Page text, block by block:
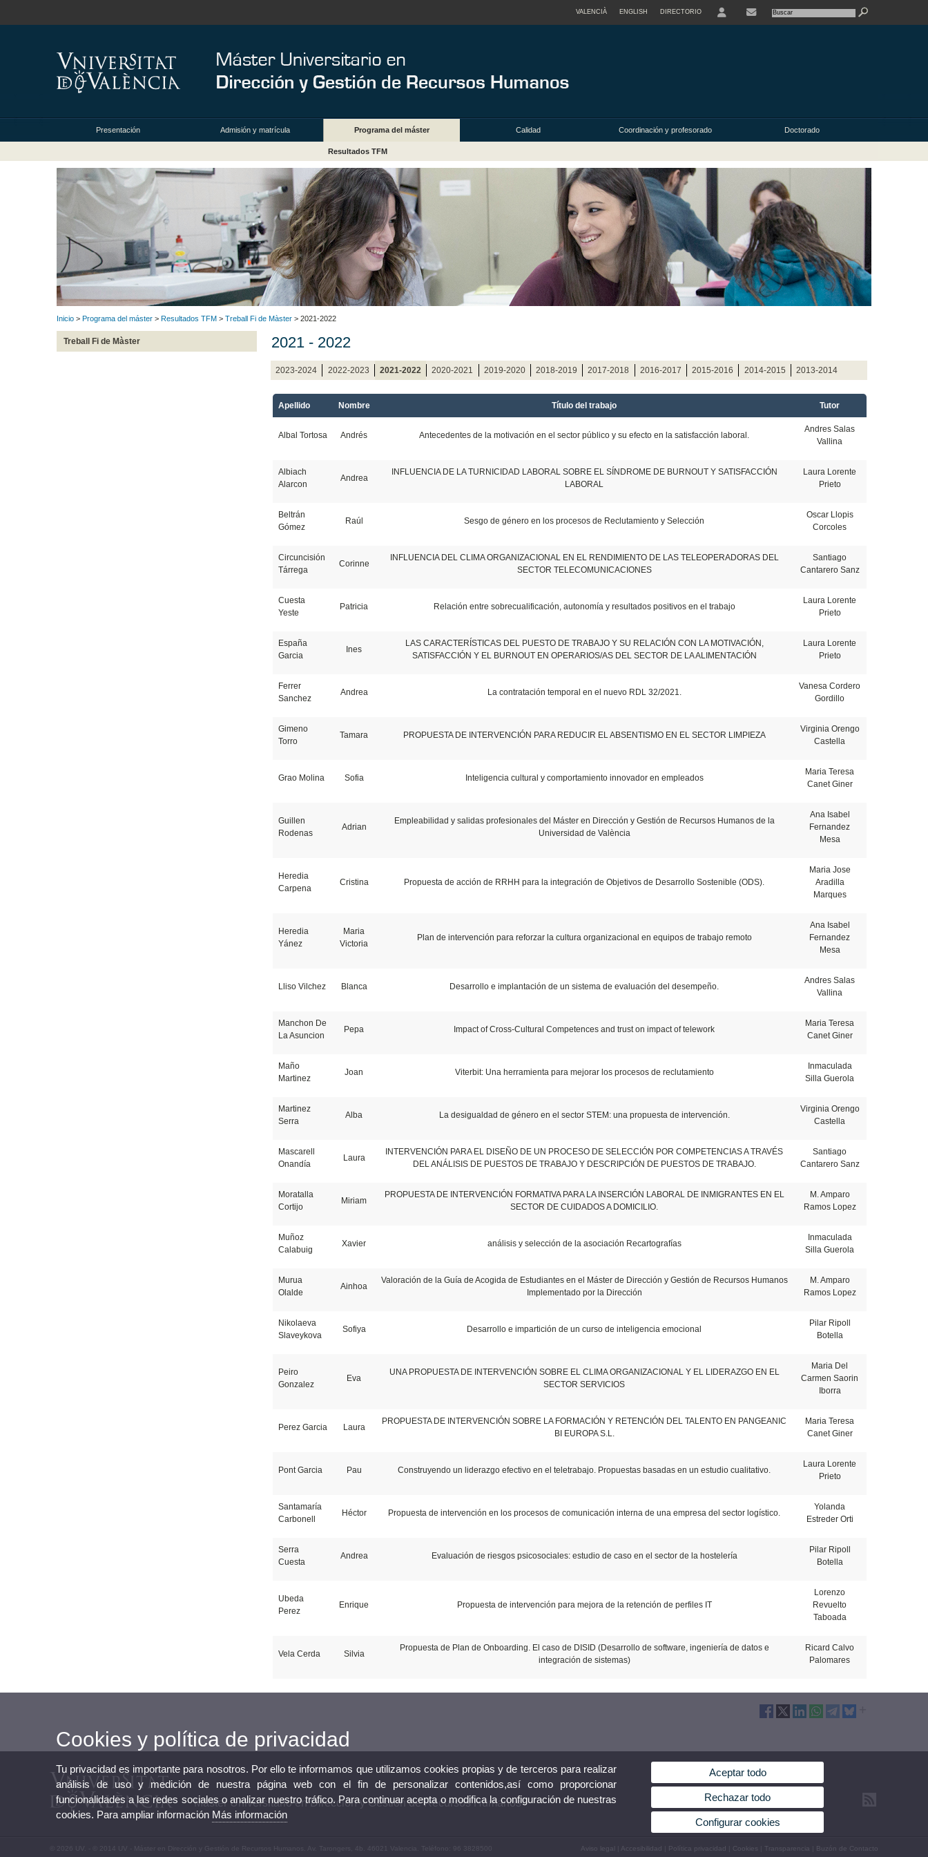
VALENCIÀ ENGLISH DIRECTORIO
Presentación Admisión y matrícula Programa del máster Calidad Coordinación y profesorado Doctorado
Resultados TFM
Inicio > Programa del máster > Resultados TFM > Treball Fi de Màster > 2021-2022
Treball Fi de Màster 2021 - 2022
2023-2024 2022-2023 2021-2022 2020-2021 2019-2020 2018-2019 2017-2018 2016-2017 2015-2016 2014-2015 2013-2014
Apellido Nombre Título del trabajo Tutor
Albal Tortosa Andrés Antecedentes de la motivación en el sector público y su efecto en la satisfacción laboral.
Andres Salas
Vallina
Albiach
Alarcon
Andrea
INFLUENCIA DE LA TURNICIDAD LABORAL SOBRE EL SÍNDROME DE BURNOUT Y SATISFACCIÓN
LABORAL
Laura Lorente
Prieto
Beltrán
Gómez
Raúl Sesgo de género en los procesos de Reclutamiento y Selección
Oscar Llopis
Corcoles
Circuncisión
Tárrega
Corinne
INFLUENCIA DEL CLIMA ORGANIZACIONAL EN EL RENDIMIENTO DE LAS TELEOPERADORAS DEL
SECTOR TELECOMUNICACIONES
Santiago
Cantarero Sanz
Cuesta
Yeste
Patricia Relación entre sobrecualificación, autonomía y resultados positivos en el trabajo
Laura Lorente
Prieto
España
Garcia
Ines
LAS CARACTERÍSTICAS DEL PUESTO DE TRABAJO Y SU RELACIÓN CON LA MOTIVACIÓN,
SATISFACCIÓN Y EL BURNOUT EN OPERARIOS/AS DEL SECTOR DE LA ALIMENTACIÓN
Laura Lorente
Prieto
Ferrer
Sanchez
Andrea La contratación temporal en el nuevo RDL 32/2021.
Vanesa Cordero
Gordillo
Gimeno
Torro
Tamara PROPUESTA DE INTERVENCIÓN PARA REDUCIR EL ABSENTISMO EN EL SECTOR LIMPIEZA
Virginia Orengo
Castella
Grao Molina Sofia Inteligencia cultural y comportamiento innovador en empleados
Maria Teresa
Canet Giner
Guillen
Rodenas
Adrian
Empleabilidad y salidas profesionales del Máster en Dirección y Gestión de Recursos Humanos de la
Universidad de València
Ana Isabel
Fernandez
Mesa
Heredia
Carpena
Cristina Propuesta de acción de RRHH para la integración de Objetivos de Desarrollo Sostenible (ODS).
Maria Jose
Aradilla
Marques
Heredia
Yánez
Maria
Victoria
Plan de intervención para reforzar la cultura organizacional en equipos de trabajo remoto
Ana Isabel
Fernandez
Mesa
Lliso Vilchez Blanca Desarrollo e implantación de un sistema de evaluación del desempeño.
Andres Salas
Vallina
Manchon De
La Asuncion
Pepa Impact of Cross-Cultural Competences and trust on impact of telework
Maria Teresa
Canet Giner
Maño
Martinez
Joan Viterbit: Una herramienta para mejorar los procesos de reclutamiento
Inmaculada
Silla Guerola
Martinez
Serra
Alba La desigualdad de género en el sector STEM: una propuesta de intervención.
Virginia Orengo
Castella
Mascarell
Onandía
Laura
INTERVENCIÓN PARA EL DISEÑO DE UN PROCESO DE SELECCIÓN POR COMPETENCIAS A TRAVÉS
DEL ANÁLISIS DE PUESTOS DE TRABAJO Y DESCRIPCIÓN DE PUESTOS DE TRABAJO.
Santiago
Cantarero Sanz
Moratalla
Cortijo
Miriam
PROPUESTA DE INTERVENCIÓN FORMATIVA PARA LA INSERCIÓN LABORAL DE INMIGRANTES EN EL
SECTOR DE CUIDADOS A DOMICILIO.
M. Amparo
Ramos Lopez
Muñoz
Calabuig
Xavier análisis y selección de la asociación Recartografías
Inmaculada
Silla Guerola
Murua
Olalde
Ainhoa
Valoración de la Guía de Acogida de Estudiantes en el Máster de Dirección y Gestión de Recursos Humanos
Implementado por la Dirección
M. Amparo
Ramos Lopez
Nikolaeva
Slaveykova
Sofiya Desarrollo e impartición de un curso de inteligencia emocional
Pilar Ripoll
Botella
Peiro
Gonzalez
Eva
UNA PROPUESTA DE INTERVENCIÓN SOBRE EL CLIMA ORGANIZACIONAL Y EL LIDERAZGO EN EL
SECTOR SERVICIOS
Maria Del
Carmen Saorin
Iborra
Perez Garcia Laura
PROPUESTA DE INTERVENCIÓN SOBRE LA FORMACIÓN Y RETENCIÓN DEL TALENTO EN PANGEANIC
BI EUROPA S.L.
Maria Teresa
Canet Giner
Pont Garcia Pau Construyendo un liderazgo efectivo en el teletrabajo. Propuestas basadas en un estudio cualitativo.
Laura Lorente
Prieto
Santamaría
Carbonell
Héctor Propuesta de intervención en los procesos de comunicación interna de una empresa del sector logístico.
Yolanda
Estreder Orti
Serra
Cuesta
Andrea Evaluación de riesgos psicosociales: estudio de caso en el sector de la hostelería
Pilar Ripoll
Botella
Ubeda
Perez
Enrique Propuesta de intervención para mejora de la retención de perfiles IT
Lorenzo
Revuelto
Taboada
Vela Cerda Silvia
Propuesta de Plan de Onboarding. El caso de DISID (Desarrollo de software, ingeniería de datos e
integración de sistemas)
Ricard Calvo
Palomares
Máster Universitario en Dirección y Gestión de Recursos Humanos
© 2026 UV. - © 2014 UV - Máster en Dirección y Gestión de Recursos Humanos. Av. Tarongers, 4b. 46021 Valencia. Teléfono: 96 3828500 Aviso legal Accesibilidad Política privacidad Cookies Transparencia Buzón de Contacto
Cookies y política de privacidad
Tu privacidad es importante para nosotros. Por ello te informamos que utilizamos cookies propias y de terceros para realizar
análisis de uso y medición de nuestra página web con el fin de personalizar contenidos,así como proporcionar
funcionalidades a las redes sociales o analizar nuestro tráfico. Para continuar acepta o modifica la configuración de nuestras
cookies. Para ampliar información Más información
Aceptar todo
Rechazar todo
Configurar cookies